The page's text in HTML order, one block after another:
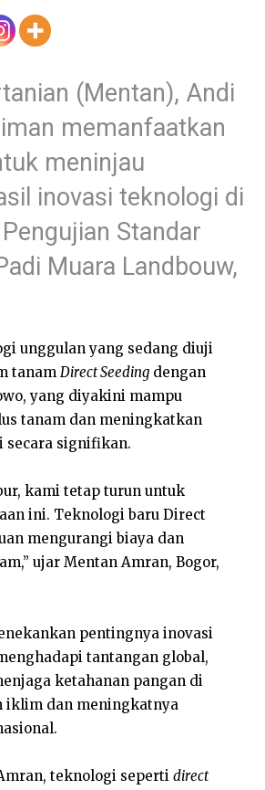
(Mentan), Andi
memanfaatkan
meninjau
inovasi teknologi di
Standar
Muara Landbouw,
unggulan yang sedang diuji
tanam Direct Seeding dengan
yang diyakini mampu
tanam dan meningkatkan
secara signifikan.
kami tetap turun untuk
ini. Teknologi baru Direct
mengurangi biaya dan
ujar Mentan Amran, Bogor,
pentingnya inovasi
tantangan global,
ketahanan pangan di
iklim dan meningkatnya
teknologi seperti direct